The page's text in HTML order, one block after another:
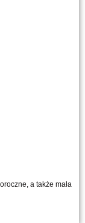
a także mała